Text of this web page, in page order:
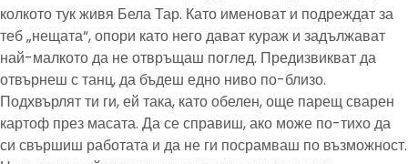
колкото тук живя Бела Тар. Като именоват и подреждат за
теб „нещата“, опори като него дават кураж и задължават
най-малкото да не отвръщаш поглед. Предизвикват да
отвърнеш с танц, да бъдеш едно ниво по-близо.
Подхвърлят ти ги, ей така, като обелен, още парещ сварен
картоф през масата. Да се справиш, ако може по-тихо да
си свършиш работата и да не ги посрамваш по възможност.